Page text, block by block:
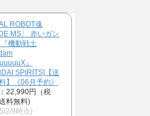
ROBOT魂
MS〉 赤いガン
機動戦士
』
SPIRITS]【送
】《06月予約》
22,990円（税
料無料)
2/9時点)